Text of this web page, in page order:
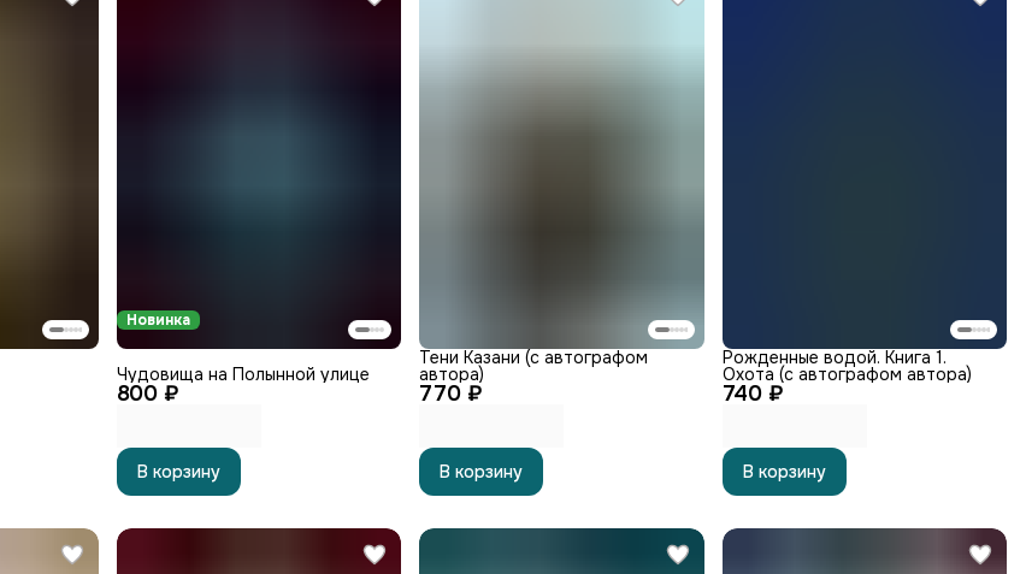
Новинка
800 ₽
Чудовища на Полынной улице
В корзину
770 ₽
Тени Казани (с автографом
автора)
В корзину
740 ₽
Рожденные водой. Книга 1.
Охота (с автографом автора)
В корзину